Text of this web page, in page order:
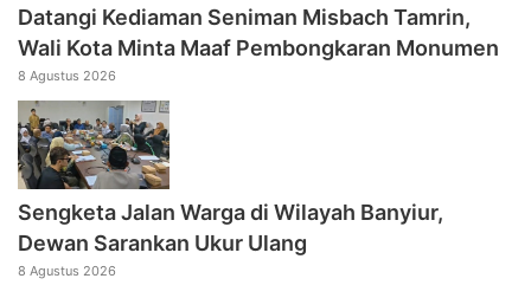
Datangi Kediaman Seniman Misbach Tamrin,
Wali Kota Minta Maaf Pembongkaran Monumen
8 Agustus 2026
Sengketa Jalan Warga di Wilayah Banyiur,
Dewan Sarankan Ukur Ulang
8 Agustus 2026